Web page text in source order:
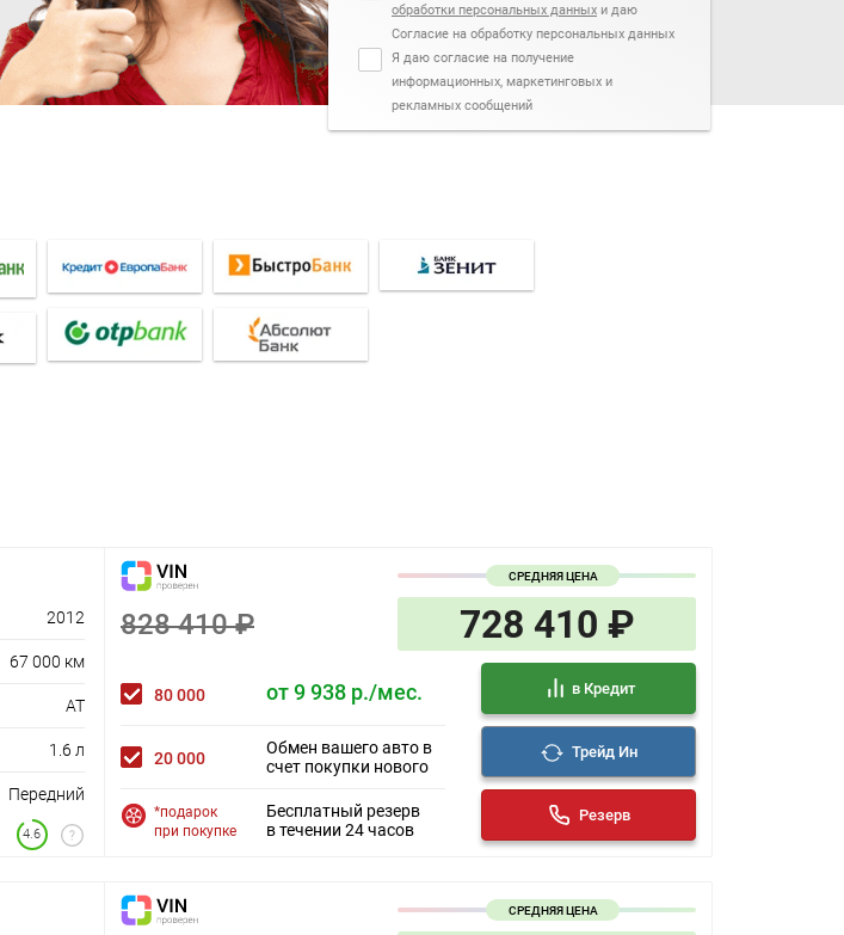
обработки персональных данных и даю
Согласие на обработку персональных данных
Я даю согласие на получение
информационных, маркетинговых и
рекламных сообщений
2012
67 000 км
AT
1.6 л
Передний
4.6
СРЕДНЯЯ ЦЕНА
828 410 ₽ 728 410 ₽
80 000 от 9 938 р./мес. в Кредит
20 000
Обмен вашего авто в
счет покупки нового
Трейд Ин
*подарок
при покупке
Бесплатный резерв
в течении 24 часов
Резерв
СРЕДНЯЯ ЦЕНА